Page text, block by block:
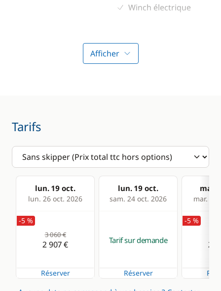
Winch électrique
Sondeur
Cuisine
Confort
Afficher
Tarifs
lun. 19 oct.
lun. 26 oct. 2026
lun. 19 oct.
sam. 24 oct. 2026
mar.
mar. 27
-5 %
3 060 €
2 907 €
Réserver
Tarif sur demande
Réserver
-5 %
2